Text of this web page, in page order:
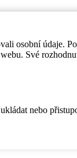
osobní údaje.
Své
nebo